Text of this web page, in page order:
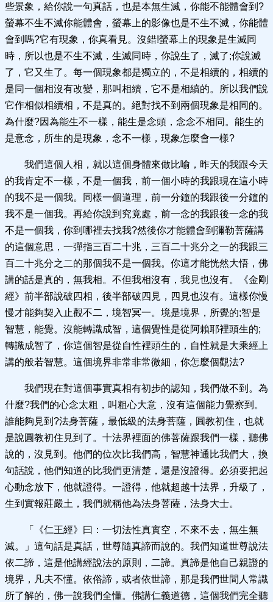
些景象，給你說一句真話，也是本無生滅，你能不能體會到?
螢幕不生不滅你能體會，螢幕上的影像也是不生不滅，你能體
會到嗎?它有現象，你真看見。沒錯!螢幕上的現象是生滅同
時，所以也是不生不滅，生滅同時，你說生了，滅了;你說滅
了，它又生了。每一個現象都是獨立的，不是相續的，相續的
是同一個相沒有改變，那叫相續，它不是相續的。所以我們說
它作相似相續相，不是真的。絕對找不到兩個現象是相同的。
為什麼?因為能生不一樣，能生是念頭，念念不相同。能生的
是意念，所生的是現象，念不一樣，現象怎麼會一樣?
我們這個人相，就以這個身體來做比喻，昨天的我跟今天
的我肯定不一樣，不是一個我，前一個小時的我跟現在這小時
的我不是一個我。同樣一個道理，前一分鐘的我跟後一分鐘的
我不是一個我。再給你說到究竟處，前一念的我跟後一念的我
不是一個我，你到哪裡去找我?然後你才能體會到彌勒菩薩講
的這個意思，一彈指三百二十兆，三百二十兆分之一的我跟三
百二十兆分之二的那個我不是一個我。你這才能恍然大悟，佛
講的話是真的，無我相。不但我相沒有，我見也沒有。《金剛
經》前半部說破四相，後半部破四見，四見也沒有。這樣你慢
慢才能夠契入止觀不二，境智冥一。境是境界，所覺的;智是
智慧，能覺。沒能轉識成智，這個覺性是從阿賴耶裡頭生的;
轉識成智了，你這個智是從自性裡頭生的，自性就是大乘經上
講的般若智慧。這個境界非常非常微細，你怎麼個觀法?
我們現在對這個事實真相有初步的認知，我們做不到。為
什麼?我們的心念太粗，叫粗心大意，沒有這個能力覺察到。
誰能夠見到?法身菩薩，最低級的法身菩薩，圓教初住，也就
是說圓教初住見到了。十法界裡面的佛菩薩跟我們一樣，聽佛
說的，沒見到。他們的位次比我們高，智慧神通比我們大，換
句話說，他們知道的比我們更清楚，還是沒證得。必須要把起
心動念放下，他就證得。一證得，他就超越十法界，升級了，
生到實報莊嚴土，我們就稱他為法身菩薩，法身大士。
「《仁王經》曰：一切法性真實空，不來不去，無生無
滅。」這句話是真話，世尊隨真諦而說的。我們知道世尊說法
依二諦，這是他講經說法的原則，二諦。真諦是他自己親證的
境界，凡夫不懂。依俗諦，或者依世諦，那是我們世間人常識
所了解的，佛一說我們全懂。佛講仁義道德，這個我們完全聽